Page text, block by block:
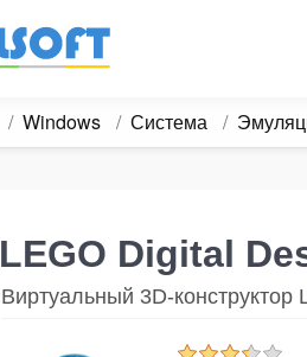
Windows Система
LEGO Digital
Виртуальный 3D-конструктор